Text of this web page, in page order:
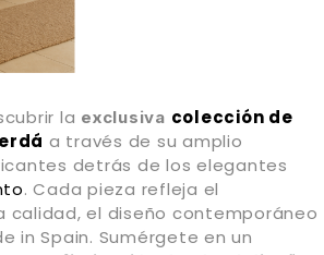
la exclusiva colección de
a través de su amplio
detrás de los elegantes
. Cada pieza refleja el
calidad, el diseño contemporáneo
in Spain. Sumérgete en un